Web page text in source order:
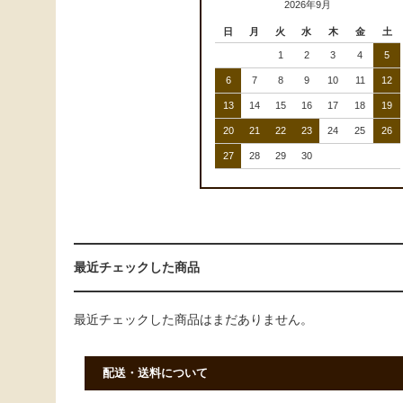
2026年9月
日 月 火 水 木 金 土
1 2 3 4 5
6 7 8 9 10 11 12
13 14 15 16 17 18 19
20 21 22 23 24 25 26
27 28 29 30
最近チェックした商品
最近チェックした商品はまだありません。
配送・送料について